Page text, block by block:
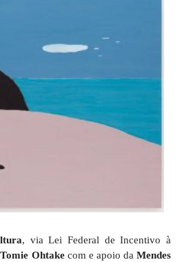
, via Lei Federal de Incentivo à
Ohtake com e apoio daMendes